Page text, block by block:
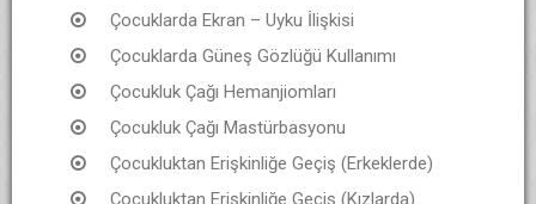
Çocuklarda Ekran – Uyku İlişkisi
Çocuklarda Güneş Gözlüğü Kullanımı
Çocukluk Çağı Hemanjiomları
Çocukluk Çağı Mastürbasyonu
Çocukluktan Erişkinliğe Geçiş (Erkeklerde)
Çocukluktan Erişkinliğe Geçiş (Kızlarda)